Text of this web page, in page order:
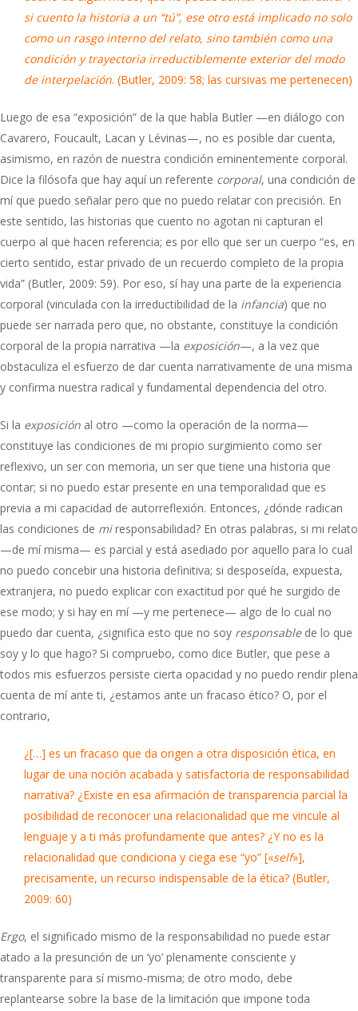
si cuento la historia a un “tú”, ese otro está implicado no solo
como un rasgo interno del relato, sino también como una
condición y trayectoria irreductiblemente exterior del modo
de interpelación. (Butler, 2009: 58; las cursivas me pertenecen)
Luego de esa “exposición” de la que habla Butler —en diálogo con
Cavarero, Foucault, Lacan y Lévinas—, no es posible dar cuenta,
asimismo, en razón de nuestra condición eminentemente corporal.
Dice la filósofa que hay aquí un referente corporal, una condición de
mí que puedo señalar pero que no puedo relatar con precisión. En
este sentido, las historias que cuento no agotan ni capturan el
cuerpo al que hacen referencia; es por ello que ser un cuerpo “es, en
cierto sentido, estar privado de un recuerdo completo de la propia
vida” (Butler, 2009: 59). Por eso, sí hay una parte de la experiencia
corporal (vinculada con la irreductibilidad de la infancia) que no
puede ser narrada pero que, no obstante, constituye la condición
corporal de la propia narrativa —la exposición—, a la vez que
obstaculiza el esfuerzo de dar cuenta narrativamente de una misma
y confirma nuestra radical y fundamental dependencia del otro.
Si la exposición al otro —como la operación de la norma—
constituye las condiciones de mi propio surgimiento como ser
reflexivo, un ser con memoria, un ser que tiene una historia que
contar; si no puedo estar presente en una temporalidad que es
previa a mi capacidad de autorreflexión. Entonces, ¿dónde radican
las condiciones de miresponsabilidad? En otras palabras, si mi relato
—de mí misma— es parcial y está asediado por aquello para lo cual
no puedo concebir una historia definitiva; si desposeída, expuesta,
extranjera, no puedo explicar con exactitud por qué he surgido de
ese modo; y si hay en mí —y me pertenece— algo de lo cual no
puedo dar cuenta, ¿significa esto que no soy responsablede lo que
soy y lo que hago? Si compruebo, como dice Butler, que pese a
todos mis esfuerzos persiste cierta opacidad y no puedo rendir plena
cuenta de mí ante ti, ¿estamos ante un fracaso ético? O, por el
contrario,
¿[…] es un fracaso que da origen a otra disposición ética, en
lugar de una noción acabada y satisfactoria de responsabilidad
narrativa? ¿Existe en esa afirmación de transparencia parcial la
posibilidad de reconocer una relacionalidad que me vincule al
lenguaje y a ti más profundamente que antes? ¿Y no es la
relacionalidad que condiciona y ciega ese “yo” [«self»],
precisamente, un recurso indispensable de la ética? (Butler,
2009: 60)
Ergo, el significado mismo de la responsabilidad no puede estar
atado a la presunción de un ‘yo’ plenamente consciente y
transparente para sí mismo-misma; de otro modo, debe
replantearse sobre la base de la limitación que impone toda